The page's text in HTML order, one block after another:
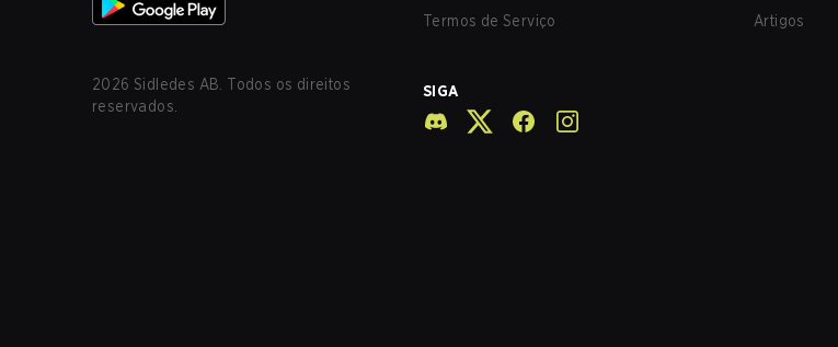
2026 Sidledes AB. Todos os direitos
reservados.
Termos de Serviço
SIGA
Artigos